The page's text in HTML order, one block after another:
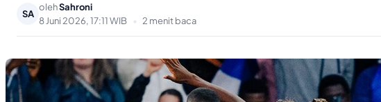
SA
olehSahroni
8 Juni 2026, 17:11 WIB
• 2 menit baca